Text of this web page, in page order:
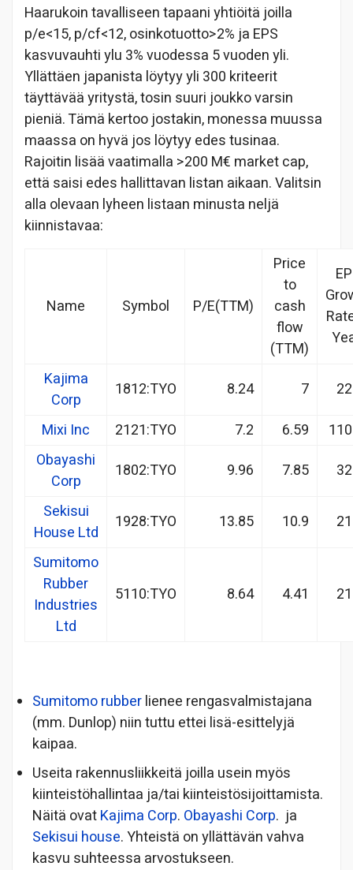
Haarukoin tavalliseen tapaani yhtiöitä joilla
p/e<15, p/cf<12, osinkotuotto>2% ja EPS
kasvuvauhti ylu 3% vuodessa 5 vuoden yli.
Yllättäen japanista löytyy yli 300 kriteerit
täyttävää yritystä, tosin suuri joukko varsin
pieniä. Tämä kertoo jostakin, monessa muussa
maassa on hyvä jos löytyy edes tusinaa.
Rajoitin lisää vaatimalla >200 M€ market cap,
että saisi edes hallittavan listan aikaan. Valitsin
alla olevaan lyheen listaan minusta neljä
kiinnistavaa:
Name Symbol P/E(TTM)
Price
to
cash
flow
(TTM)
Kajima
Corp
1812:TYO 8.24 7
Mixi Inc
2121:TYO 7.2 6.59
Obayashi
Corp
1802:TYO 9.96 7.85
Sekisui
House Ltd
1928:TYO 13.85 10.9
Sumitomo
Rubber
Industries
Ltd
5110:TYO 8.64 4.41
Sumitomo rubberlienee rengasvalmistajana
(mm. Dunlop) niin tuttu ettei lisä-esittelyjä
kaipaa.
Useita rakennusliikkeitä joilla usein myös
kiinteistöhallintaa ja/tai kiinteistösijoittamista.
Näitä ovatKajima Corp. Obayashi Corp. ja
Sekisui house. Yhteistä on yllättävän vahva
kasvu suhteessa arvostukseen.